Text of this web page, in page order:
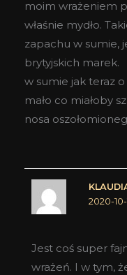
moim wrażeniem
właśnie mydło.
zapachu w sumie,
brytyjskich marek.
w sumie jak teraz
mało co miałoby
nosa
2020-10-
Jest coś super
wrażeń. I w tym,